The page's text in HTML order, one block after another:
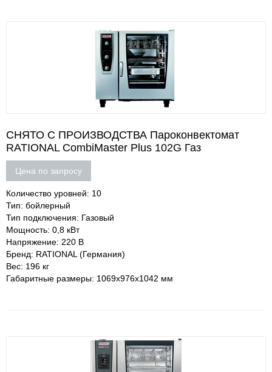
СНЯТО С ПРОИЗВОДСТВА Пароконвектомат
RATIONAL CombiMaster Plus 102G Газ
Цена по запросу
Количество уровней: 10
Тип: бойлерный
Тип подключения: Газовый
Мощность: 0,8 кВт
Напряжение: 220 В
Бренд: RATIONAL (Германия)
Вес: 196 кг
Габаритные размеры: 1069х976х1042 мм